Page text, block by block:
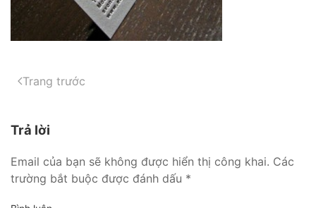
Trang trước
Trả lời
Email của bạn sẽ không được hiển thị công khai. Các
trường bắt buộc được đánh dấu *